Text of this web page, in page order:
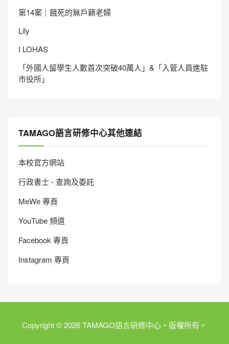
第14案｜餓死的無戶籍老婦
Lily
I LOHAS
「外國人留學生人數首次突破40萬人」&「入管人員進駐
市役所」
TAMAGO語言研修中心其他連結
本校官方網站
行政書士 - 查詢及委託
MeWe 專頁
YouTube 頻道
Facebook 專頁
Instagram 專頁
Copyright © 2026 TAMAGO語言研修中心。版權所有。